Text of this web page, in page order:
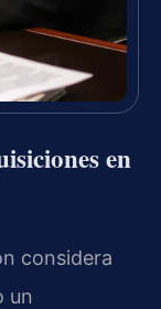
en
considera
un